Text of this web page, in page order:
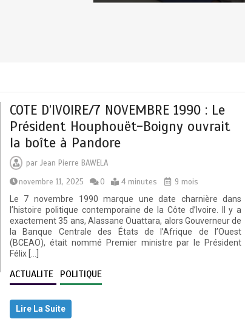
COTE D’IVOIRE/7 NOVEMBRE 1990 : Le
Président Houphouët-Boigny ouvrait
la boîte à Pandore
par Jean Pierre BAWELA
novembre 11, 2025
0 4 minutes
9 mois
Le 7 novembre 1990 marque une date charnière dans
l’histoire politique contemporaine de la Côte d’Ivoire. Il y a
exactement 35 ans, Alassane Ouattara, alors Gouverneur de
la Banque Centrale des États de l’Afrique de l’Ouest
(BCEAO), était nommé Premier ministre par le Président
Félix […]
ACTUALITE POLITIQUE
Lire La Suite